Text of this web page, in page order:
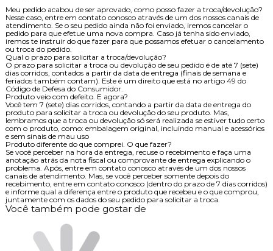
Meu pedido acabou de ser aprovado, como posso fazer a troca/devolução?
Nesse caso, entre em contato conosco através de um dos nossos canais de
atendimento. Se o seu pedido ainda não foi enviado, iremos cancelar o
pedido para que efetue uma nova compra. Caso já tenha sido enviado,
iremos te instruir do que fazer para que possamos efetuar o cancelamento
ou troca do pedido.
Qual o prazo para solicitar a troca/devolução?
O prazo para solicitar a troca ou devolução de seu pedido é de até 7 (sete)
dias corridos, contados a partir da data de entrega (finais de semana e
feriados também contam). Este é um direito que está no artigo 49 do
Código de Defesa do Consumidor.
Produto veio com defeito. E agora?
Você tem 7 (sete) dias corridos, contando a partir da data de entrega do
produto para solicitar a troca ou devolução do seu produto. Mas,
lembramos que a troca ou devolução só será realizada se estiver tudo certo
com o produto, como: embalagem original, incluindo manual e acessórios
e sem sinais de mau uso
Produto diferente do que comprei. O que fazer?
Se você perceber na hora da entrega, recuse o recebimento e faça uma
anotação atrás da nota fiscal ou comprovante de entrega explicando o
problema. Após, entre em contato conosco através de um dos nossos
canais de atendimento. Mas, se você perceber somente depois do
recebimento, entre em contato conosco (dentro do prazo de 7 dias corridos)
e informe qual a diferença entre o produto que recebeu e o que comprou,
juntamente com os dados do seu pedido para solicitar a troca.
Você também pode gostar de